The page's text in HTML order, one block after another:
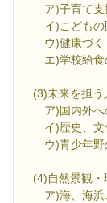
ア)子育て支
イ)こどもの
ウ)健康づく
エ)学校給食
(3)未来を担
ア)国内外へ
イ)歴史、文
ウ)青少年野
(4)自然景観
ア)海、海浜